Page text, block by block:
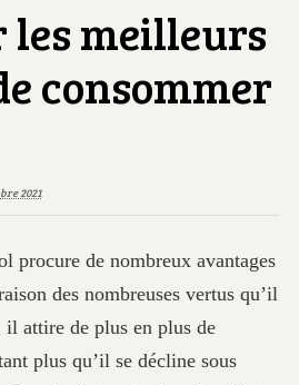
les meilleurs
consommer
2021
procure de nombreux avantages
des nombreuses vertus qu’il
attire de plus en plus de
plus qu’il se décline sous